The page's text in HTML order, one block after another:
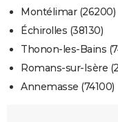
Montélimar (26200)
Échirolles (38130)
Thonon-les-Bains
Romans-sur-Isère
Annemasse (74100)